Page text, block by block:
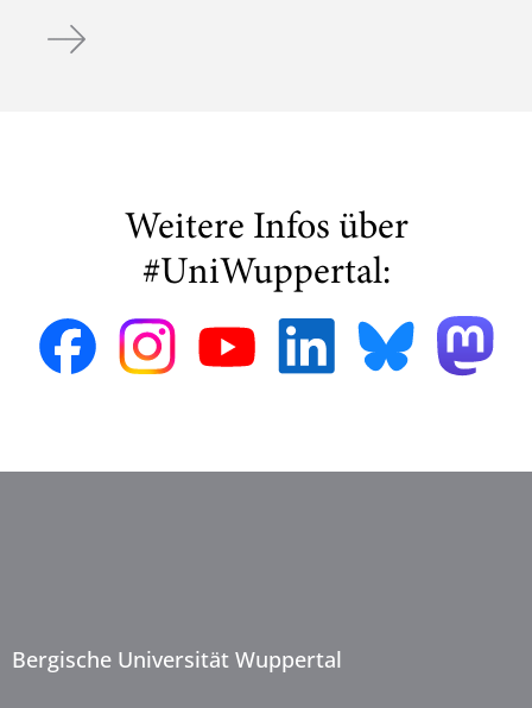
Update: Klausurtermine, -uhrzeiten und -räume WiSe
Weitere Infos über
#UniWuppertal:
Bergische Universität Wuppertal